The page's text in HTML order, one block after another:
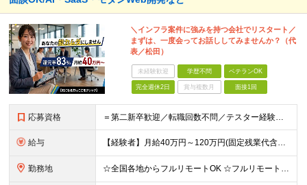
＼インフラ案件に強みを持つ会社でリスタート／
まずは、一度会ってお話ししてみませんか？（代
表／松田）
未経験歓迎 学歴不問 ベテランOK
完全週休2日 賞与複数月 面接1回
応募資格 ＝第二新卒歓迎／転職回数不問／テスター経験のみでもOK＝ ■学歴不問 ■ブランクOK ■エンジニアとしての実務経験1年以上 ※開発・インフラ・工程・言語は不問 ※テスター、運用保守経験のみの方も歓迎
給与 【経験者】月給40万円～120万円(固定残業代含む)+各種手当 ★前職給与の総収入額を100％保証｜還元率83％〜 ※固定残業代は、時間外労働の有無に関わらず30時間分を、月5万8000円～15万7
勤務地 ☆全国各地からフルリモートOK ☆フルリモートの社員が約8割！ ※希望をヒアリングした上で決定します 現在100名の社員のうち、約80名がフルリモートで活躍中。 一都三県、大阪、福岡、札幌、名古屋な